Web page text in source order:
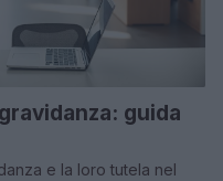
guida
e la loro tutela nel